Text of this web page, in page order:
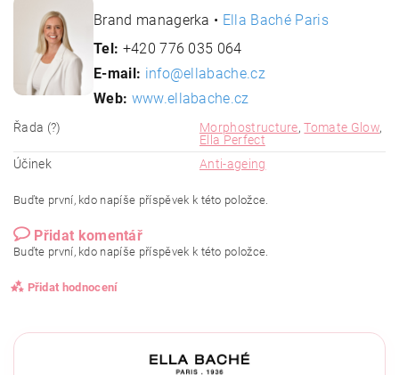
Brand managerka • Ella Baché Paris
Tel: +420 776 035 064
E-mail: info@ellabache.cz
Web: www.ellabache.cz
Řada (?) Morphostructure,Tomate Glow,
Ella Perfect
Účinek
Anti-ageing
Buďte první, kdo napíše příspěvek k této položce.
Přidat komentář
Buďte první, kdo napíše příspěvek k této položce.
Přidat hodnocení